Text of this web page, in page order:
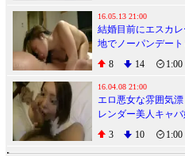
16.05.13 21:00
結婚目前にエスカ
地でノーパンデー
ンコに婚約精子生中
8 14 1:00
16.04.08 21:00
エロ悪女な雰囲気
レンダー美人キャ
ンズッポン踊り食い
3 10 1:00